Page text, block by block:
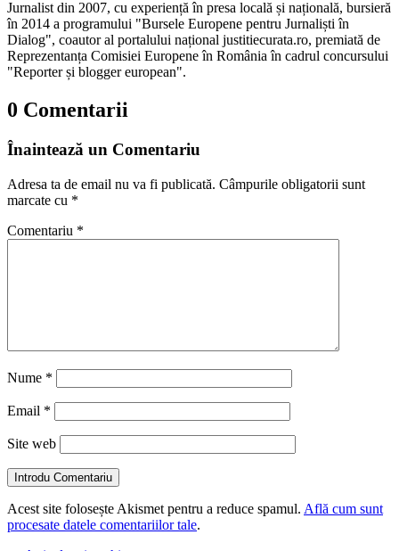
Jurnalist din 2007, cu experiență în presa locală și națională, bursieră
în 2014 a programului "Bursele Europene pentru Jurnaliști în
Dialog", coautor al portalului național justitiecurata.ro, premiată de
Reprezentanța Comisiei Europene în România în cadrul concursului
"Reporter și blogger european".
0 Comentarii
Înaintează un Comentariu
Adresa ta de email nu va fi publicată. Câmpurile obligatorii sunt
marcate cu *
Comentariu *
Nume *
Email *
Site web
Introdu Comentariu
Acest site folosește Akismet pentru a reduce spamul. Află cum sunt
procesate datele comentariilor tale.